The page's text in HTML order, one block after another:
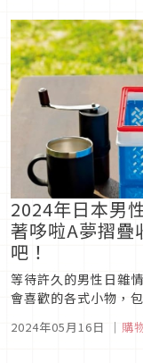
2024年日本男
著哆啦A夢摺疊
吧！
等待許久的男性日雜
會喜歡的各式小物，
可一點都不會輸給日
2024年05月16日 ｜ 購